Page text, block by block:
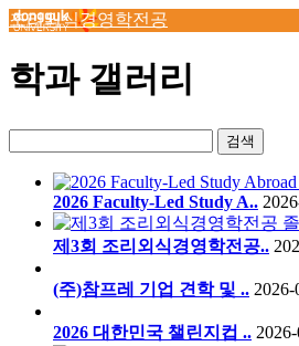
조리외식경영학전공
학과 갤러리
검색
2026 Faculty-Led Study A..
제3회 조리외식경영학전공..
(주)참프레 기업 견학 및 .. 2026-
2026 대한민국 챌린지컵 ..